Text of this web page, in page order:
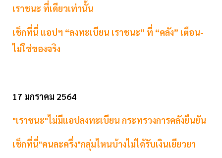
เราชนะ ที่เดียวเท่านั้น
เช็กที่นี่ แอปฯ “ลงทะเบียน เราชนะ” ที่ “คลัง” เตือน-
ไม่ใช่ของจริง
17 มกราคม 2564
"เราชนะ"ไม่มีแอปลงทะเบียน กระทรวงการคลังยืนยัน
เช็กที่นี่"คนละครึ่ง"กลุ่มไหนบ้างไม่ได้รับเงินเยียวยา